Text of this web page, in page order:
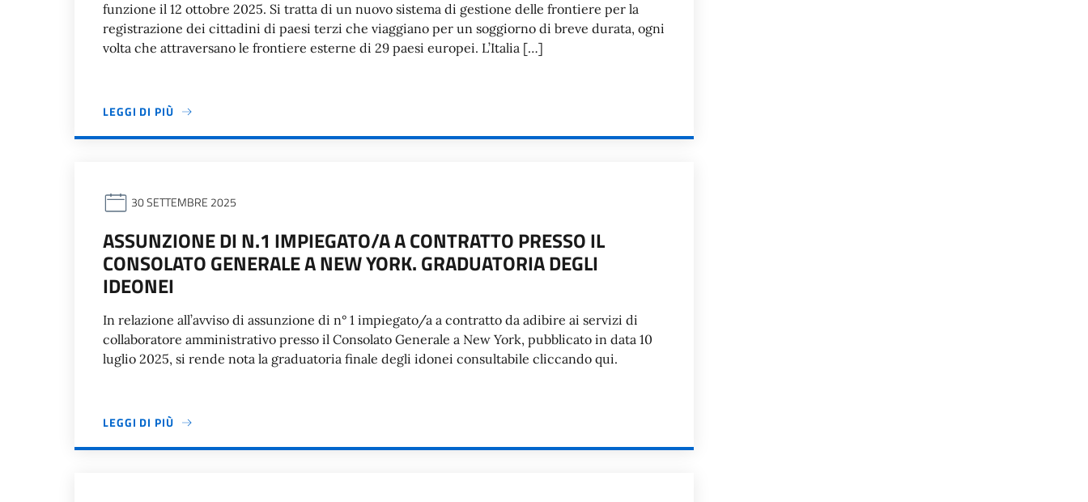
funzione il 12 ottobre 2025. Si tratta di un nuovo sistema di gestione delle frontiere per la
registrazione dei cittadini di paesi terzi che viaggiano per un soggiorno di breve durata, ogni
volta che attraversano le frontiere esterne di 29 paesi europei. L’Italia […]
LEGGI DI PIÙ
30 SETTEMBRE 2025
ASSUNZIONE DI N.1 IMPIEGATO/A A CONTRATTO PRESSO IL
CONSOLATO GENERALE A NEW YORK. GRADUATORIA DEGLI
IDEONEI
In relazione all’avviso di assunzione di n° 1 impiegato/a a contratto da adibire ai servizi di
collaboratore amministrativo presso il Consolato Generale a New York, pubblicato in data 10
luglio 2025, si rende nota la graduatoria finale degli idonei consultabile cliccando qui.
LEGGI DI PIÙ